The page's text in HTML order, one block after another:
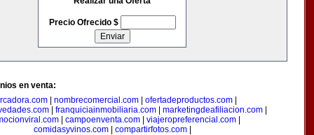
Precio Ofrecido $
en venta:
| nombrecomercial.com| ofertadeproductos.com|
| franquiciainmobiliaria.com| marketingdeafiliacion.com|
campoenventa.com viajeropreferencial.com
comidasyvinos.com| compartirfotos.com|